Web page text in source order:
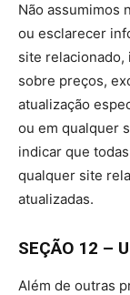
Não assumimos
ou esclarecer
site relacionado,
sobre preços,
atualização
ou em qualquer
indicar que
qualquer site
atualizadas.
SEÇÃO 12 –
Além de outras